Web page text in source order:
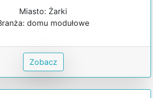
Miasto: Żarki
domu modułowe
Zobacz